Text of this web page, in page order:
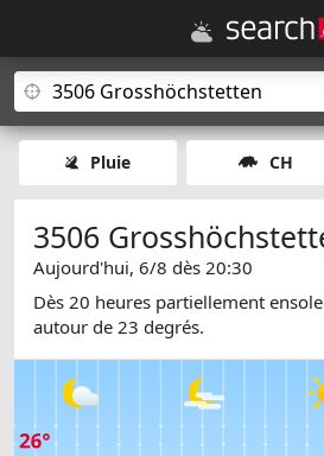
Pluie CH
3506
Aujourd'hui, 6/8 dès 20:30
Dès 20 heures partiellement
autour de 23 degrés.